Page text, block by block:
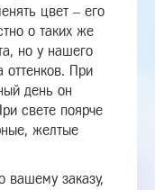
цвет – его
о таких же
но у нашего
оттенков. При
день он
свете поярче
желтые
вашему заказу,